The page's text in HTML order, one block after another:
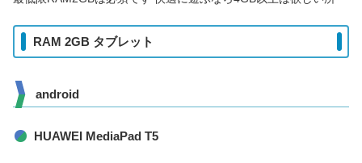
RAM 2GB タブレット
android
HUAWEI MediaPad T5